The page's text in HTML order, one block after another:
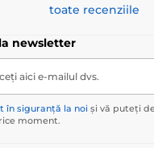
toate recenziile
newsletter
aici e-mailul dvs.
în siguranță la noi și vă puteți
moment.